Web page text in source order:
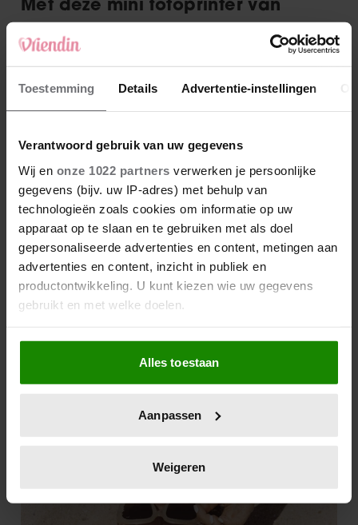
Toestemming Details Advertentie-instellingen
Verantwoord gebruik van uw gegevens
Wij en onze 1022 partners verwerken je persoonlijke
gegevens (bijv. uw IP-adres) met behulp van
technologieën zoals cookies om informatie op uw
apparaat op te slaan en te gebruiken met als doel
gepersonaliseerde advertenties en content, metingen aan
advertenties en content, inzicht in publiek en
productontwikkeling. U kunt kiezen wie uw gegevens
gebruikt en met welke doelen.
Als u het toestaat, willen we ook graag:
Informatie verzamelen over uw geografische
locatie, die tot een paar meter nauwkeurig kan zijn
scannen op specifieke eigenschappen (fingerprinting)
verwerkt en stel uw voorkeuren in het
intrekken in de Cookieverklaring.
Alles toestaan
Aanpassen
Weigeren